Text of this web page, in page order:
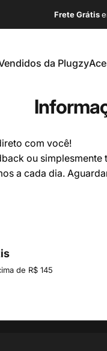
Frete Grátis
da Plugzy
com você!
ou
a cada dia.
de R$ 145